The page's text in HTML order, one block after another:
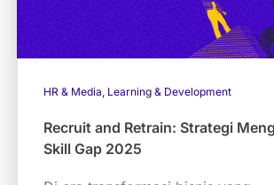
HR & Media Learning & Development
Recruit and Retrain: Strategi
Skill Gap 2025